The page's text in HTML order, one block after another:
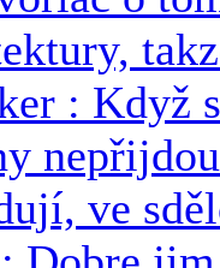
: Když
ve